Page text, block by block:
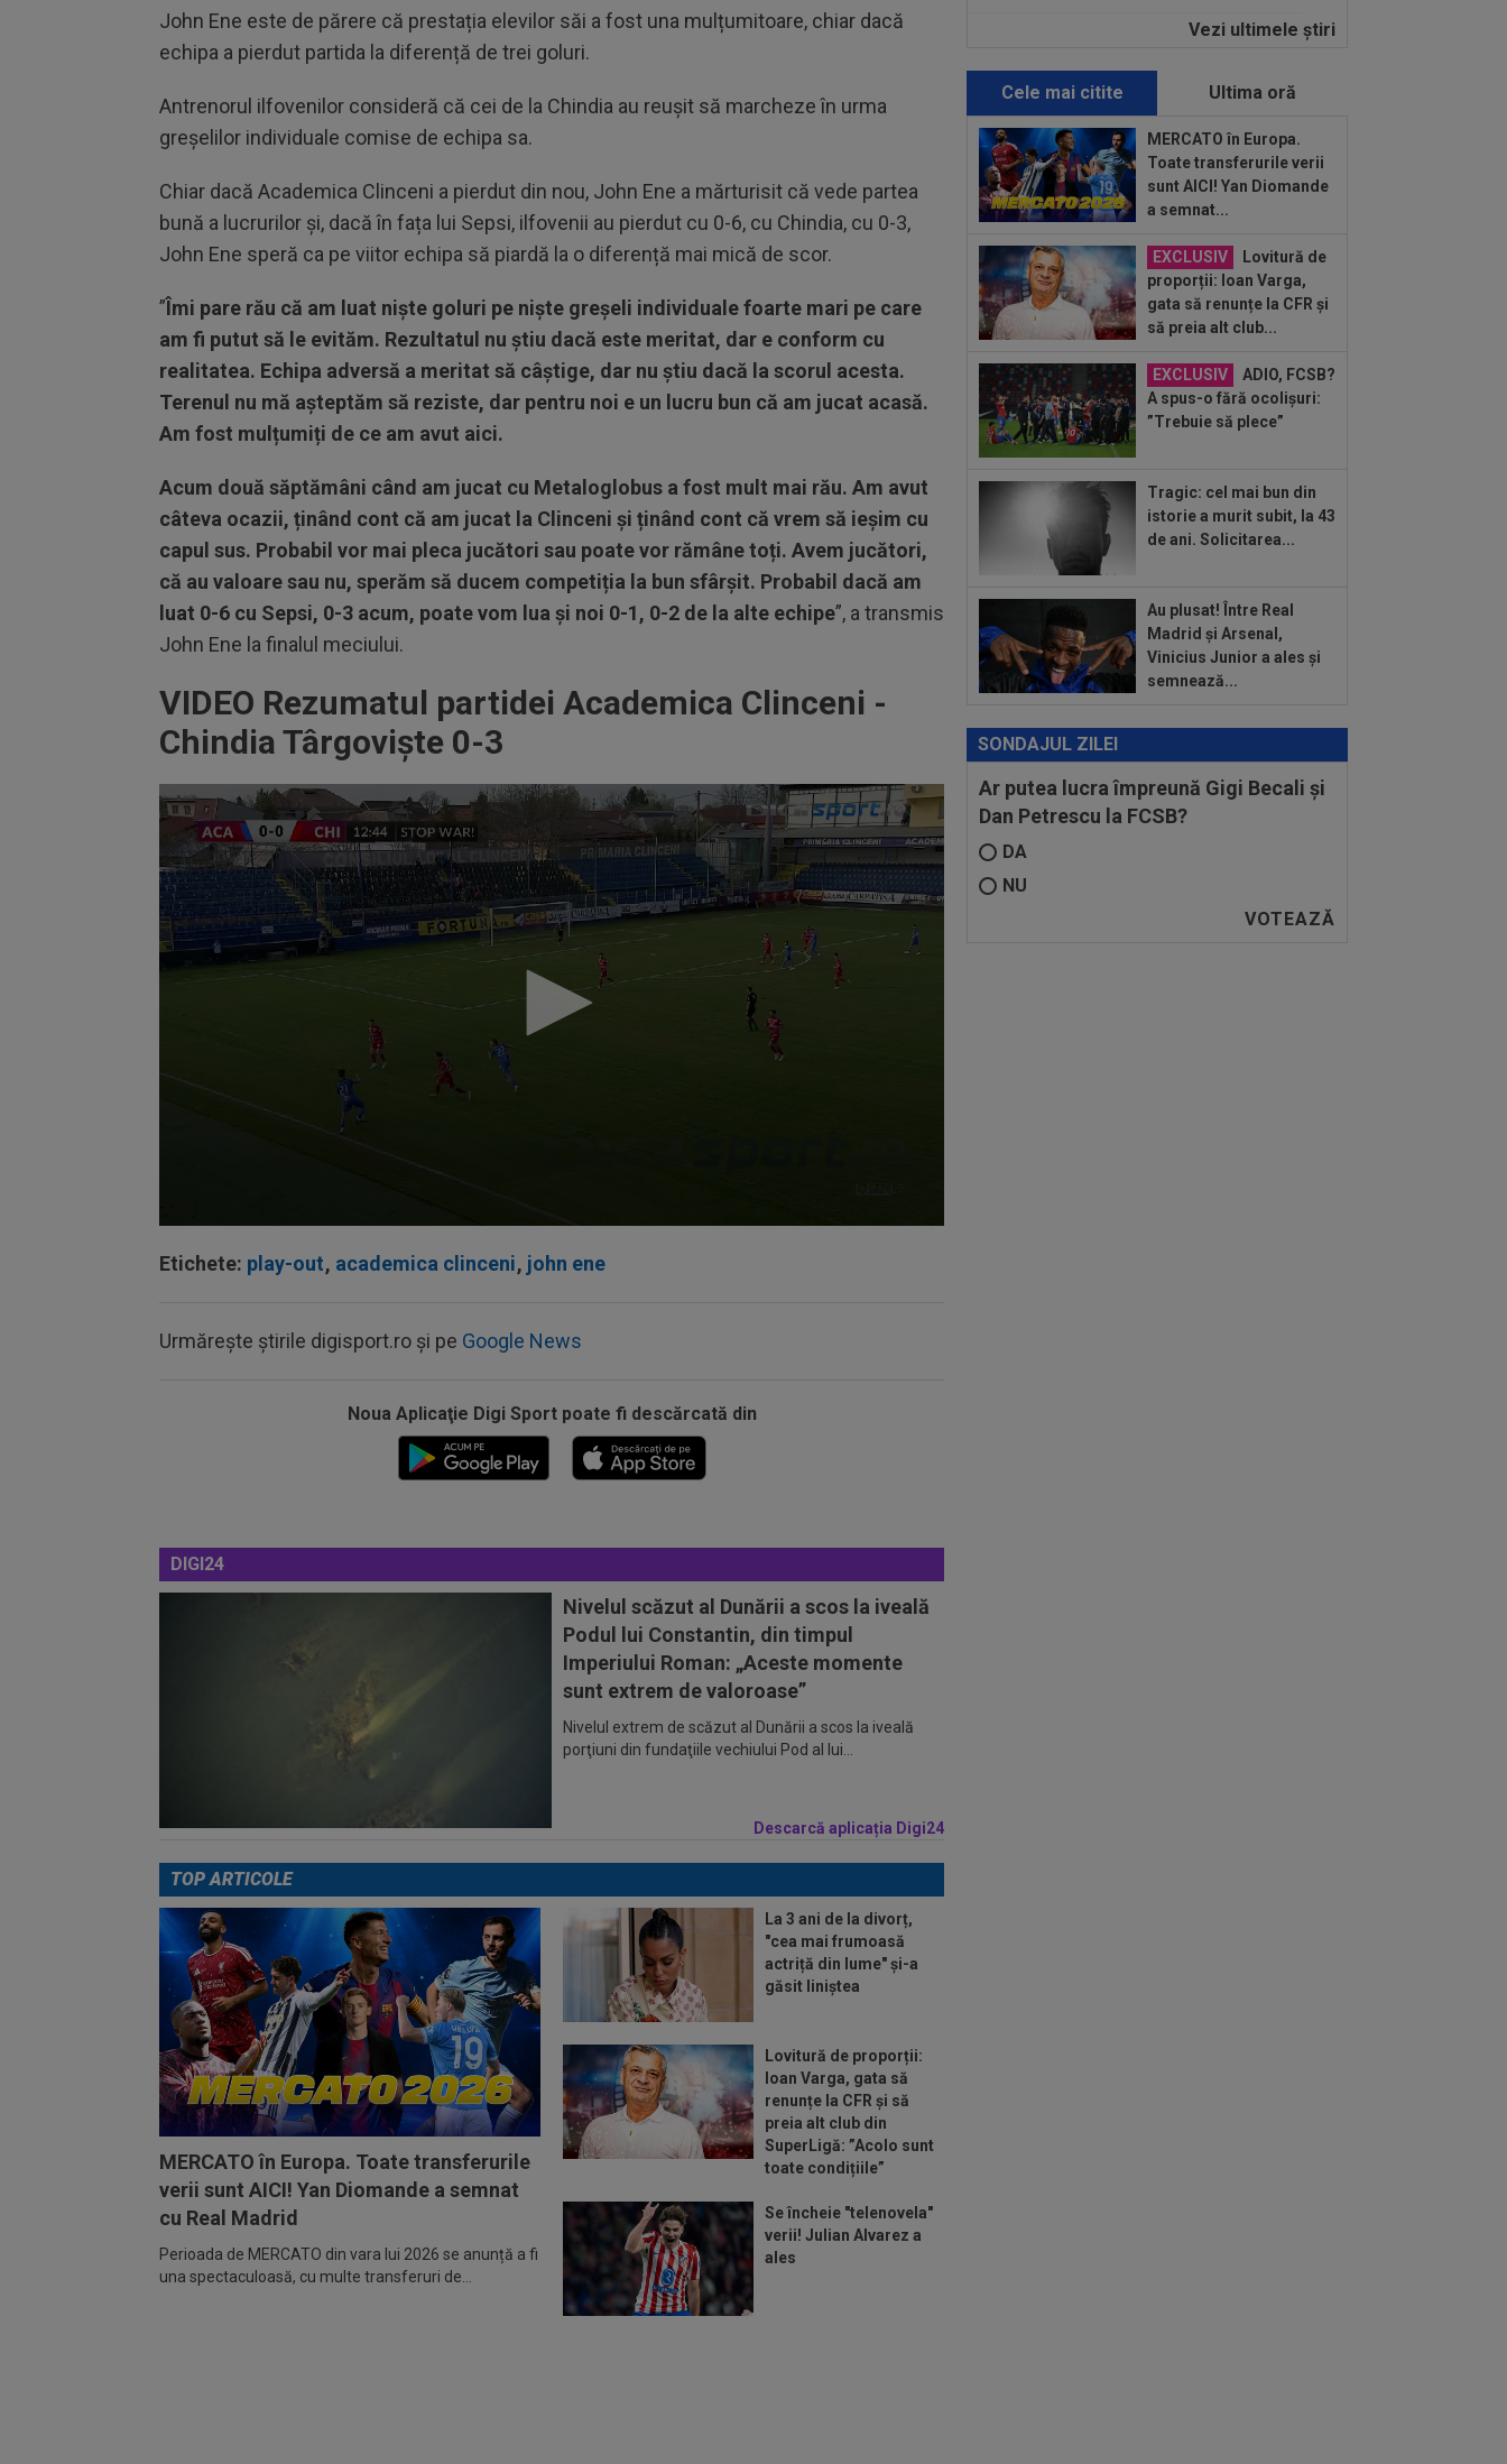
John Ene este de părere că prestația elevilor săi a fost una mulțumitoare, chiar dacă
echipa a pierdut partida la diferență de trei goluri.
Antrenorul ilfovenilor consideră că cei de la Chindia au reușit să marcheze în urma
greșelilor individuale comise de echipa sa.
Chiar dacă Academica Clinceni a pierdut din nou, John Ene a mărturisit că vede partea
bună a lucrurilor și, dacă în fața lui Sepsi, ilfovenii au pierdut cu 0-6, cu Chindia, cu 0-3,
John Ene speră ca pe viitor echipa să piardă la o diferență mai mică de scor.
”Îmi pare rău că am luat niște goluri pe niște greșeli individuale foarte mari pe care
am fi putut să le evităm. Rezultatul nu știu dacă este meritat, dar e conform cu
realitatea. Echipa adversă a meritat să câștige, dar nu știu dacă la scorul acesta.
Terenul nu mă așteptăm să reziste, dar pentru noi e un lucru bun că am jucat acasă.
Am fost mulțumiți de ce am avut aici.
Acum două săptămâni când am jucat cu Metaloglobus a fost mult mai rău. Am avut
câteva ocazii, ținând cont că am jucat la Clinceni și ținând cont că vrem să ieșim cu
capul sus. Probabil vor mai pleca jucători sau poate vor rămâne toți. Avem jucători,
că au valoare sau nu, sperăm să ducem competiția la bun sfârșit. Probabil dacă am
luat 0-6 cu Sepsi, 0-3 acum, poate vom lua și noi 0-1, 0-2 de la alte echipe”, a transmis
John Ene la finalul meciului.
VIDEO Rezumatul partidei Academica Clinceni -
Chindia Târgoviște 0-3
90%
Etichete: play-out, academica clinceni, john ene
Urmărește știrile digisport.ro și pe Google News
Noua Aplicaţie Digi Sport poate fi descărcată din
DIGI24
Nivelul scăzut al Dunării a scos la iveală
Podul lui Constantin, din timpul
Imperiului Roman: „Aceste momente
sunt extrem de valoroase”
Nivelul extrem de scăzut al Dunării a scos la iveală
porţiuni din fundaţiile vechiului Pod al lui...
Descarcă aplicația Digi24
Găsit vinovat, după ce Rodri a
13:05
Surpriză! Decizia luată de Real
Madrid, după ce Barcelona ”l-a furat” pe
Rodri
12:59
Transfer pentru fostul golgheter
al CFR-ului: 7.000.000€!
iar Inter mai are o șansă!
12:43 EXCLUSIV
Gigi Becali i-a dat
replica lui Mihai Stoica: ”Chiar mă
12:33
David Popovici le-a transmis
rușilor un mesaj clar
Vezi ultimele ştiri
Cele mai citite Ultima oră
MERCATO în Europa.
Toate transferurile verii
sunt AICI! Yan Diomande
a semnat...
EXCLUSIV
Lovitură de
proporții: Ioan Varga,
gata să renunțe la CFR și
să preia alt club...
EXCLUSIV
ADIO, FCSB?
A spus-o fără ocolișuri:
”Trebuie să plece”
Tragic: cel mai bun din
istorie a murit subit, la 43
de ani. Solicitarea...
Au plusat! Între Real
Madrid și Arsenal,
Vinicius Junior a ales și
semnează...
SONDAJUL ZILEI
Ar putea lucra împreună Gigi Becali și
Dan Petrescu la FCSB?
DA
NU
TOP ARTICOLE
MERCATO în Europa. Toate transferurile
verii sunt AICI! Yan Diomande a semnat
cu Real Madrid
Perioada de MERCATO din vara lui 2026 se anunță a fi
una spectaculoasă, cu multe transferuri de...
La 3 ani de la divorț,
"cea mai frumoasă
actriță din lume" și-a
găsit liniștea
Lovitură de proporții:
Ioan Varga, gata să
renunțe la CFR și să
preia alt club din
SuperLigă: ”Acolo sunt
toate condițiile”
Se încheie "telenovela"
verii! Julian Alvarez a
ales